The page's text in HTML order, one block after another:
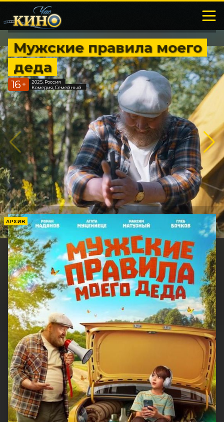
Мужские правила моего
деда
16 +
2025, Россия
Комедия, Семейный
АРХИВ